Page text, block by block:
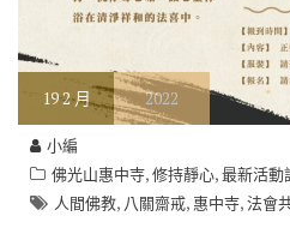
192 月 2022
小編
佛光山惠中寺,修持靜心,最新活動
人間佛教, 八關齋戒, 惠中寺,法會